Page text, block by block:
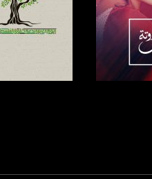
https://
https://